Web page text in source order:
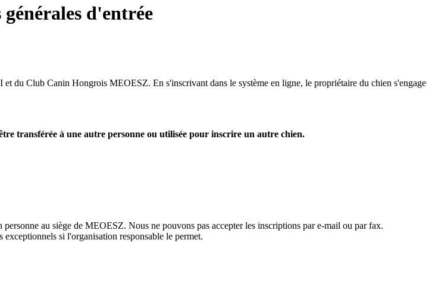
d'entrée
et du Club Canin Hongrois MEOESZ. En s'inscrivant dans le système en ligne, le propriétaire du chien s'engage
transférée à une autre personne ou utilisée pour inscrire un autre chien.
au siège de MEOESZ. Nous ne pouvons pas accepter les inscriptions par e-mail ou par fax.
exceptionnels si l'organisation responsable le permet.